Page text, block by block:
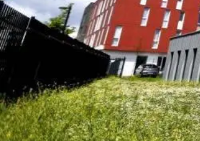
Présentation de
L’Hôpital de jour assure les
à des enfants présentant un